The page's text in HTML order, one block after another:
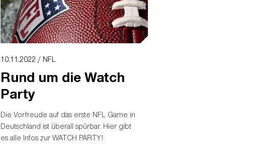
10.11.2022 / NFL
Rund um die Watch
Party
Die Vorfreude auf das erste NFL Game in
Deutschland ist überall spürbar. Hier gibt
es alle Infos zur WATCH PARTY!